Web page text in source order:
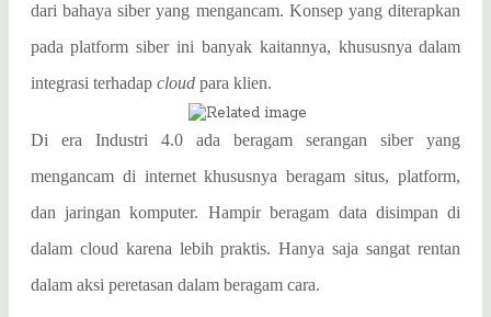
dari bahaya siber yang mengancam. Konsep yang diterapkan
pada platform siber ini banyak kaitannya, khususnya dalam
integrasi terhadap cloud para klien.
Di era Industri 4.0 ada beragam serangan siber yang
mengancam di internet khususnya beragam situs, platform,
dan jaringan komputer. Hampir beragam data disimpan di
dalam cloud karena lebih praktis. Hanya saja sangat rentan
dalam aksi peretasan dalam beragam cara.